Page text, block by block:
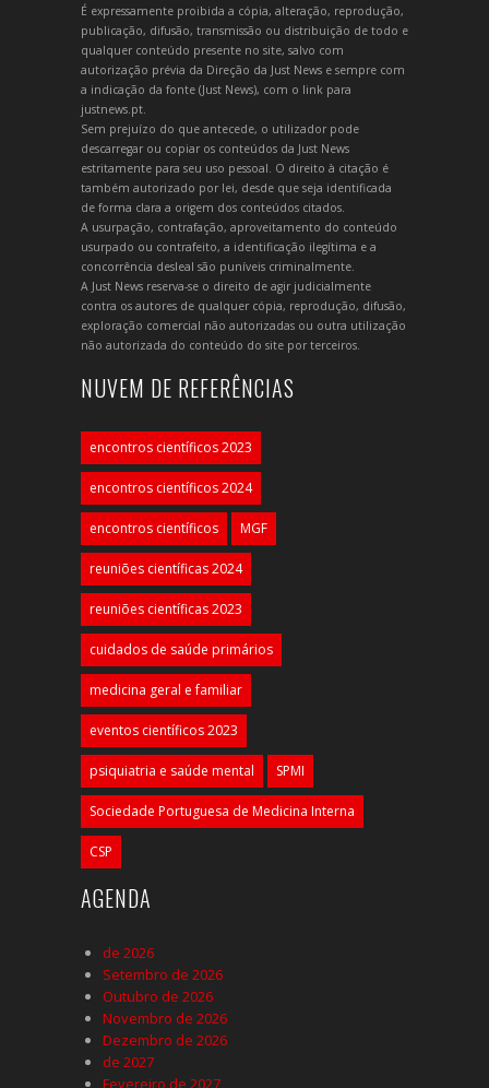
É expressamente proibida a cópia, alteração, reprodução,
publicação, difusão, transmissão ou distribuição de todo e
qualquer conteúdo presente no site, salvo com
autorização prévia da Direção da Just News e sempre com
a indicação da fonte (Just News), com o link para
justnews.pt.
Sem prejuízo do que antecede, o utilizador pode
descarregar ou copiar os conteúdos da Just News
estritamente para seu uso pessoal. O direito à citação é
também autorizado por lei, desde que seja identificada
de forma clara a origem dos conteúdos citados.
A usurpação, contrafação, aproveitamento do conteúdo
usurpado ou contrafeito, a identificação ilegítima e a
concorrência desleal são puníveis criminalmente.
A Just News reserva-se o direito de agir judicialmente
contra os autores de qualquer cópia, reprodução, difusão,
exploração comercial não autorizadas ou outra utilização
não autorizada do conteúdo do site por terceiros.
NUVEM DE REFERÊNCIAS
encontros científicos 2023
encontros científicos 2024
encontros científicos MGF
reuniões científicas 2024
reuniões científicas 2023
cuidados de saúde primários
medicina geral e familiar
eventos científicos 2023
psiquiatria e saúde mental SPMI
Sociedade Portuguesa de Medicina Interna
CSP
AGENDA
de 2026
Setembro de 2026
Outubro de 2026
Novembro de 2026
Dezembro de 2026
de 2027
Fevereiro de 2027